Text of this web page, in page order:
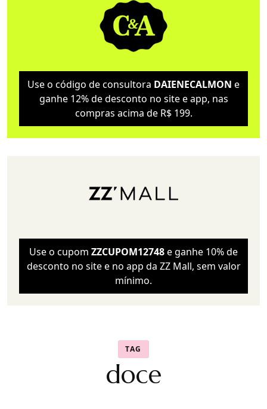
Use o código de consultora DAIENECALMON e
ganhe 12% de desconto no site e app, nas
compras acima de R$ 199.
Use o cupom ZZCUPOM12748e ganhe 10% de
desconto no site e no app da ZZ Mall, sem valor
mínimo.
TAG
doce